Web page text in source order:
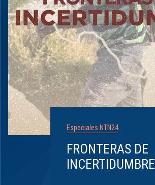
Especiales NTN24
FRONTERAS DE
INCERTIDUMBRE